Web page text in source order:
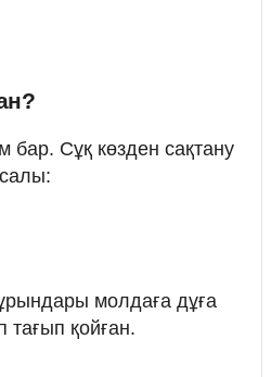
Сұқ көзден сақтану
молдаға дұға
қойған.